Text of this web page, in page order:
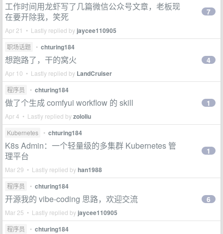
工作时间用龙虾写了几篇微信公众号文章，老板现
在要开除我，笑死
Apr 21 • Lastly replied by jaycee110905
7
职场话题 • chturing184
想跑路了，干的窝火
Apr 10 • Lastly replied by LandCruiser
4
程序员 • chturing184
做了个生成 comfyui workflow 的 skill
Apr 4 • Lastly replied byzololiu
1
Kubernetes • chturing184
K8s Admin：一个轻量级的多集群 Kubernetes 管
理平台
Mar 29 • Lastly replied byhan1988
1
程序员 • chturing184
开源我的 vibe-coding 思路，欢迎交流
Mar 25 • Lastly replied by jaycee110905
6
程序员 • chturing184